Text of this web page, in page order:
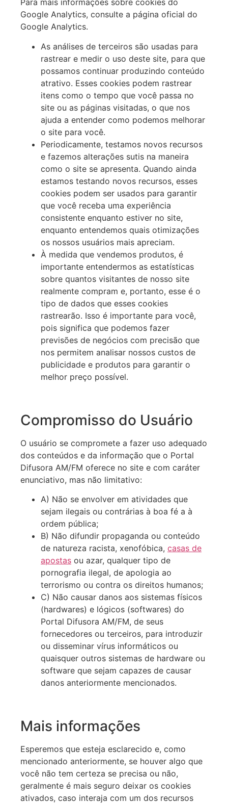
Para mais informações sobre cookies do
Google Analytics, consulte a página oficial do
Google Analytics.
As análises de terceiros são usadas para
rastrear e medir o uso deste site, para que
possamos continuar produzindo conteúdo
atrativo. Esses cookies podem rastrear
itens como o tempo que você passa no
site ou as páginas visitadas, o que nos
ajuda a entender como podemos melhorar
o site para você.
Periodicamente, testamos novos recursos
e fazemos alterações sutis na maneira
como o site se apresenta. Quando ainda
estamos testando novos recursos, esses
cookies podem ser usados para garantir
que você receba uma experiência
consistente enquanto estiver no site,
enquanto entendemos quais otimizações
os nossos usuários mais apreciam.
À medida que vendemos produtos, é
importante entendermos as estatísticas
sobre quantos visitantes de nosso site
realmente compram e, portanto, esse é o
tipo de dados que esses cookies
rastrearão. Isso é importante para você,
pois significa que podemos fazer
previsões de negócios com precisão que
nos permitem analisar nossos custos de
publicidade e produtos para garantir o
melhor preço possível.
Compromisso do Usuário
O usuário se compromete a fazer uso adequado
dos conteúdos e da informação que o Portal
Difusora AM/FM oferece no site e com caráter
enunciativo, mas não limitativo:
A) Não se envolver em atividades que
sejam ilegais ou contrárias à boa fé a à
ordem pública;
B) Não difundir propaganda ou conteúdo
de natureza racista, xenofóbica, casas de
apostas ou azar, qualquer tipo de
pornografia ilegal, de apologia ao
terrorismo ou contra os direitos humanos;
C) Não causar danos aos sistemas físicos
(hardwares) e lógicos (softwares) do
Portal Difusora AM/FM, de seus
fornecedores ou terceiros, para introduzir
ou disseminar vírus informáticos ou
quaisquer outros sistemas de hardware ou
software que sejam capazes de causar
danos anteriormente mencionados.
Mais informações
Esperemos que esteja esclarecido e, como
mencionado anteriormente, se houver algo que
você não tem certeza se precisa ou não,
geralmente é mais seguro deixar os cookies
ativados, caso interaja com um dos recursos